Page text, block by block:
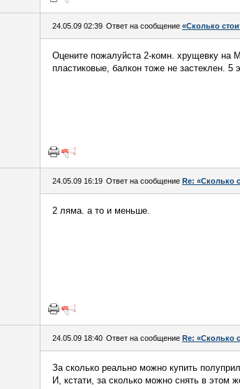
24.05.09 02:39 Ответ на сообщение «Сколько
Оцените пожалуйста 2-комн. хрущевку на
пластиковые, балкон тоже не застеклен. 5
24.05.09 16:19 Ответ на сообщение Re: «Сколько
2 ляма. а то и меньше.
24.05.09 18:40 Ответ на сообщение Re: «Сколько
За сколько реально можно купить
И, кстати, за сколько можно снять в этом